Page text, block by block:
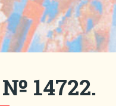
14722.